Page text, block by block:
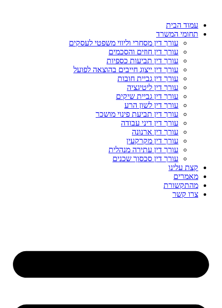
עמוד הבית
תחומי המשרד
עורך דין מסחרי וליווי משפטי לעסקים
עורך דין חוזים והסכמים
עורך דין תביעות כספיות
עורך דין ייצוג חייבים בהוצאה לפועל
עורך דין גביית חובות
עורך דין ליטיגציה
עורך דין גביית שיקים
עורך דין לשון הרע
עורך דין תביעת פינוי מושכר
עורך דין דיני עבודה
עורך דין ארנונה
עורך דין מקרקעין
עורך דין עתירה מנהלית
עורך דין סכסוך שכנים
קצת עלינו
מאמרים
מהתקשורת
צרו קשר